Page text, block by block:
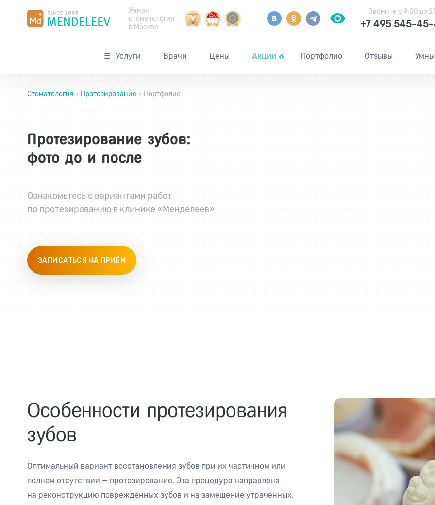
Умная
стоматология
в Москве
Звоните с 9:00 до
+7 495 545-
Услуги Врачи Цены Акции 🔥 Портфолио Отзывы
Стоматология › Протезирование › Портфолио
Протезирование зубов:
фото до и после
Ознакомьтесь с вариантами работ
по протезированию в клинике «Менделеев»
ЗАПИСАТЬСЯ НА ПРИЁМ
Особенности протезирования
зубов
Оптимальный вариант восстановления зубов при их частичном или
полном отсутствии — протезирование. Эта процедура направлена
на реконструкцию повреждённых зубов и на замещение утраченных.